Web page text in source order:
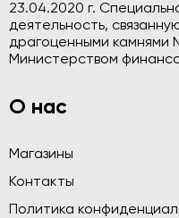
23.04.2020 г.
деятельность,
драгоценными камнями
Министерством
О нас
Магазины
Контакты
Политика